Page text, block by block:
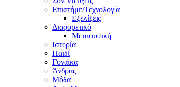
Επιστήμη/Τεχνολογία
Εξελίξεις
Διαφορετικό
Μεταφυσική
Ιστορία
Παιδί
Γυναίκα
Άνδρας
Μόδα